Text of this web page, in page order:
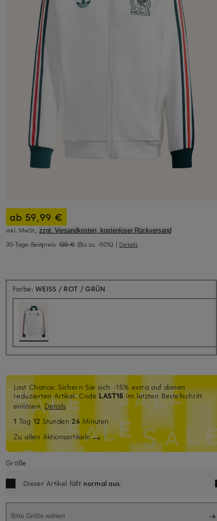
ab 59,99 €
inkl. MwSt., zzgl. Versandkosten, kostenloser Rückversand
30-Tage-Bestpreis: 120 € (Bis zu -50%) | Details
Farbe:WEISS / ROT / GRÜN
Last Chance: Sichern Sie sich -15% extra auf diesen
reduzierten Artikel. Code LAST15im letzten Bestellschritt
einlösen.Details
1 Tag 12 Stunden26 Minuten
Zu allen Aktionsartikeln
Größe
Dieser Artikel fällt normal aus.
Bitte Größe wählen